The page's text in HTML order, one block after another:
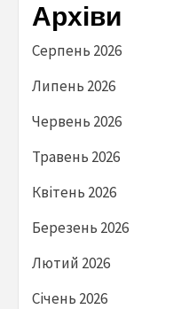
Архіви
Серпень 2026
Липень 2026
Червень 2026
Травень 2026
Квітень 2026
Березень 2026
Лютий 2026
Січень 2026